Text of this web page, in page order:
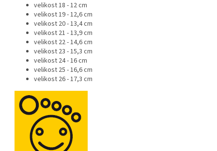
velikost 18 - 12 cm
velikost 19 - 12,6 cm
velikost 20 - 13,4 cm
velikost 21 - 13,9 cm
velikost 22 - 14,6 cm
velikost 23 - 15,3 cm
velikost 24 - 16 cm
velikost 25 - 16,6 cm
velikost 26 - 17,3 cm